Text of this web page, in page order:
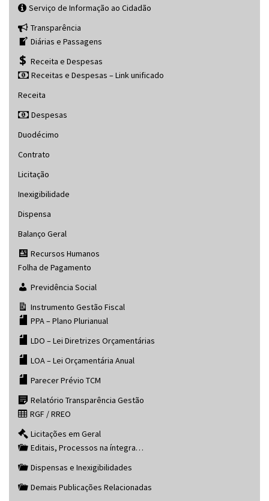
Serviço de Informação ao Cidadão
Transparência
Diárias e Passagens
Receita e Despesas
Receitas e Despesas – Link unificado
Receita
Despesas
Duodécimo
Contrato
Licitação
Inexigibilidade
Dispensa
Balanço Geral
Recursos Humanos
Folha de Pagamento
Previdência Social
Instrumento Gestão Fiscal
PPA – Plano Plurianual
LDO – Lei Diretrizes Orçamentárias
LOA – Lei Orçamentária Anual
Parecer Prévio TCM
Relatório Transparência Gestão
RGF / RREO
Licitações em Geral
Editais, Processos na íntegra…
Dispensas e Inexigibilidades
Demais Publicações Relacionadas